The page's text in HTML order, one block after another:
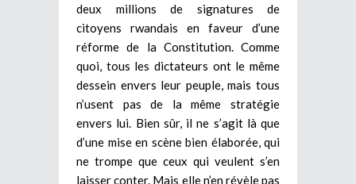
deux millions de signatures de
citoyens rwandais en faveur d’une
réforme de la Constitution. Comme
quoi, tous les dictateurs ont le même
dessein envers leur peuple, mais tous
n’usent pas de la même stratégie
envers lui. Bien sûr, il ne s’agit là que
d’une mise en scène bien élaborée, qui
ne trompe que ceux qui veulent s’en
laisser conter. Mais elle n’en révèle pas